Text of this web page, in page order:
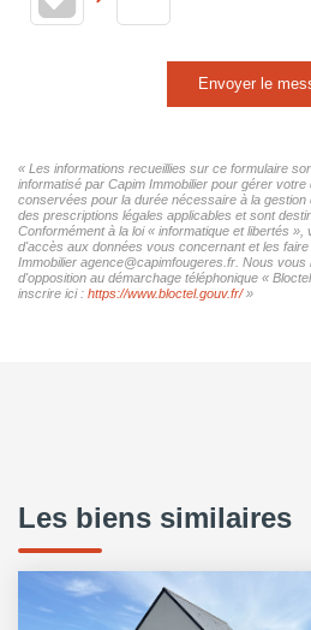
Envoyer le
« Les informations recueillies sur ce formulaire
informatisé par Capim Immobilier pour gérer
conservées pour la durée nécessaire à la
des prescriptions légales applicables et sont
Conformément à la loi « informatique et libertés
d'accès aux données vous concernant et les
Immobilier agence@capimfougeres.fr. Nous
d'opposition au démarchage téléphonique «
inscrire ici : https://www.bloctel.gouv.fr/»
Les biens similaires